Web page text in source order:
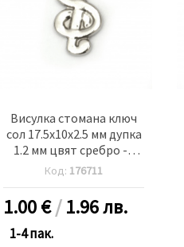
Висулка стомана ключ
сол 17.5x10x2.5 мм дупка
1.2 мм цвят сребро -2
броя
Код: 176711
1.00€/1.96 лв.
1-4 пак.